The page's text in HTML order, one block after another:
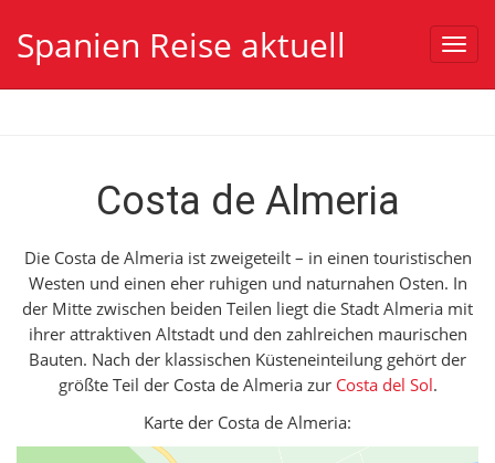
Spanien Reise aktuell
Costa de Almeria
Die Costa de Almeria ist zweigeteilt – in einen touristischen
Westen und einen eher ruhigen und naturnahen Osten. In
der Mitte zwischen beiden Teilen liegt die Stadt Almeria mit
ihrer attraktiven Altstadt und den zahlreichen maurischen
Bauten. Nach der klassischen Küsteneinteilung gehört der
größte Teil der Costa de Almeria zur Costa del Sol.
Karte der Costa de Almeria: